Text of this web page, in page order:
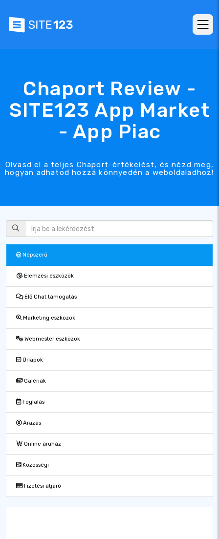
Chaport Review -
SITE123 App Market
- App Piac
Olvasd el a teljes Chaport-értékelést, és nézd meg,
hogyan adhatod hozzá könnyedén a weboldaladhoz!
Népszerű
Elemzési eszközök
Élő Chat támogatás
Marketing eszközök
Webmester eszközök
Űrlapok
Galériák
Foglalás
Árazás
Online áruház
Közösségi
Fizetési átjáró